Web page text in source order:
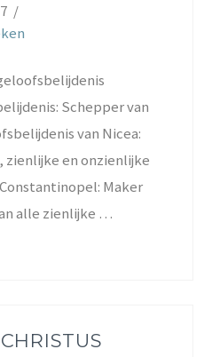
Schepper van
van Nicea:
zienlijke en onzienlijke
Maker
alle zienlijke …